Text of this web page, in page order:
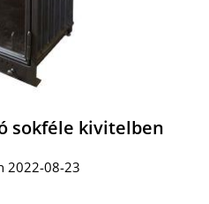
sokféle kivitelben
2022-08-23